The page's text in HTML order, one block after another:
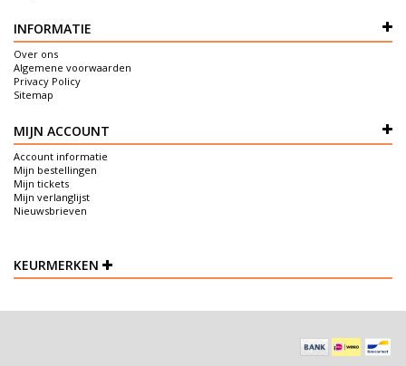
INFORMATIE
Over ons
Algemene voorwaarden
Privacy Policy
Sitemap
MIJN ACCOUNT
Account informatie
Mijn bestellingen
Mijn tickets
Mijn verlanglijst
Nieuwsbrieven
KEURMERKEN